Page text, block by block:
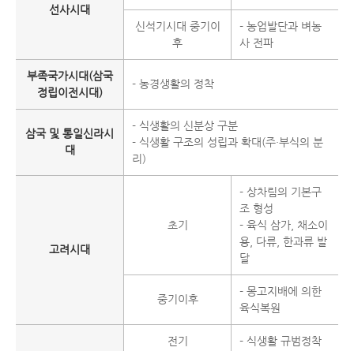
선사시대
신석기시대 중기이
후
- 농업발단과 벼농
사 전파
부족국가시대(삼국
정립이전시대)
- 농경생활의 정착
삼국 및 통일신라시
대
- 식생활의 신분상 구분
- 식생활 구조의 성립과 확대(주·부식의 분
리)
고려시대
초기
- 상차림의 기본구
조 형성
- 육식 삼가, 채소이
용, 다류, 한과류 발
달
중기이후
- 몽고지배에 의한
육식복원
전기 - 식생활 규범정착